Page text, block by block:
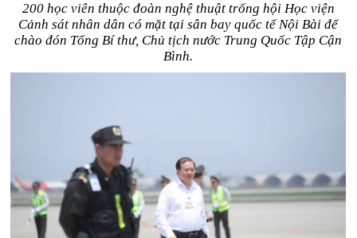
200 học viên thuộc đoàn nghệ thuật trống hội Học viện
Cảnh sát nhân dân có mặt tại sân bay quốc tế Nội Bài để
chào đón Tổng Bí thư, Chủ tịch nước Trung Quốc Tập Cận
Bình.